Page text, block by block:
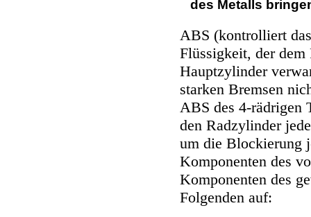
des Metalls
ABS (kontrolliert
Flüssigkeit, der
Hauptzylinder
starken Bremsen
ABS des 4-rädrigen
den Radzylinder
um die Blockierung
Komponenten des
Komponenten des
Folgenden auf: